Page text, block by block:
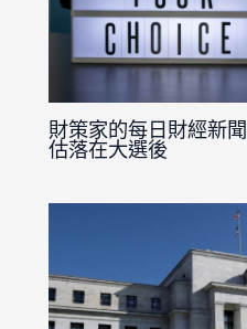
財策家的每日財經新
估落在大選後